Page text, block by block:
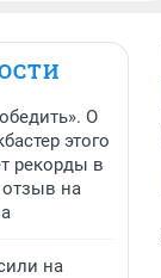
О
этого
рекорды в
отзыв на
на